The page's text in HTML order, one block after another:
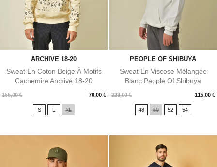
ARCHIVE 18-20
Sweat En Coton Beige À Motifs
Cachemire Archive 18-20
155,00 € 70,00 €
Prix
S L XL
PEOPLE OF SHIBUYA
Sweat En Viscose Mélangée
Blanc People Of Shibuya
223,00 € 115,00 €
Prix
48 50 52 54